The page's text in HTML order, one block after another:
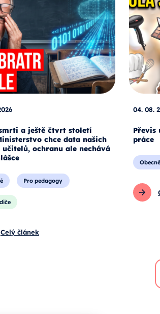
a ještě čtvrt století
chce data našich
učitelů, ochranu ale nechává
Pro pedagogy
Celý článek
04. 08.
Převis
práce
Obecné